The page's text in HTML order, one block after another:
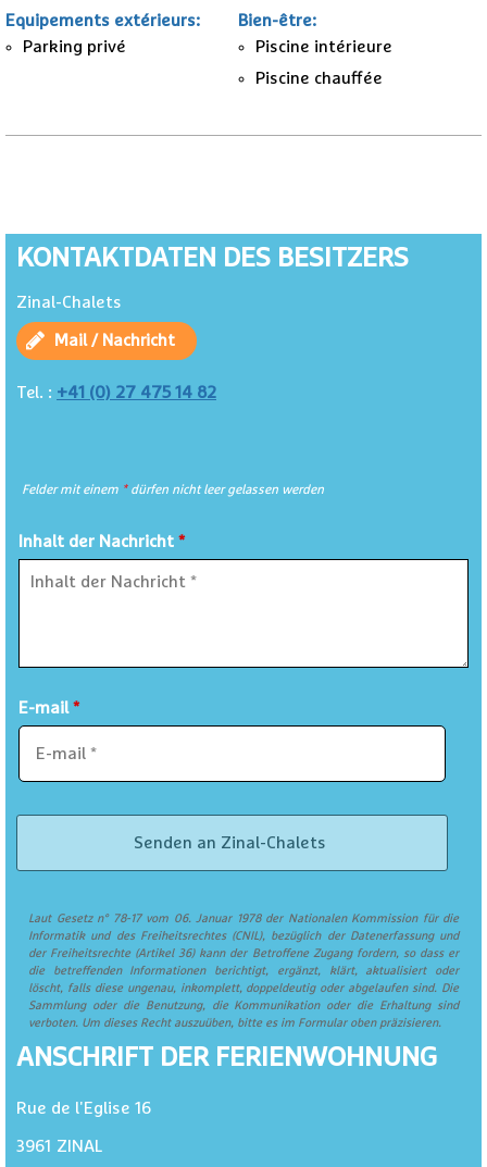
Equipements extérieurs:
Parking privé
Bien-être:
Piscine intérieure
Piscine chauffée
KONTAKTDATEN DES BESITZERS
Zinal-Chalets
Mail / Nachricht
Tel. : +41 (0) 27 475 14 82
Felder mit einem *dürfen nicht leer gelassen werden
Inhalt der Nachricht *
E-mail*
Laut Gesetz n° 78-17 vom 06. Januar 1978 der Nationalen Kommission für die
Informatik und des Freiheitsrechtes (CNIL), bezüglich der Datenerfassung und
der Freiheitsrechte (Artikel 36) kann der Betroffene Zugang fordern, so dass er
die betreffenden Informationen berichtigt, ergänzt, klärt, aktualisiert oder
löscht, falls diese ungenau, inkomplett, doppeldeutig oder abgelaufen sind. Die
Sammlung oder die Benutzung, die Kommunikation oder die Erhaltung sind
verboten. Um dieses Recht auszuüben, bitte es im Formular oben präzisieren.
ANSCHRIFT DER FERIENWOHNUNG
Rue de l'Eglise 16
3961 ZINAL